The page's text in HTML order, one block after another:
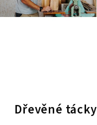
Dřevěné tácky